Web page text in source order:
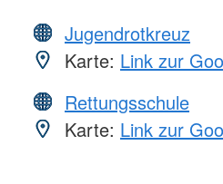
Jugendrotkreuz
Karte: Link zur
Rettungsschule
Karte: Link zur